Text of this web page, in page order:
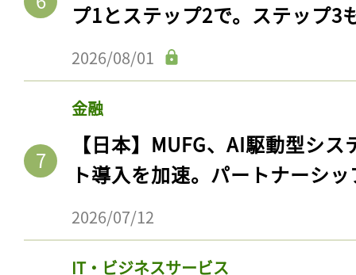
プ1とステップ2で。ステップ3
2026/08/01
金融
【日本】MUFG、AI駆動型シ
ト導入を加速。パートナーシ
2026/07/12
IT・ビジネスサービス